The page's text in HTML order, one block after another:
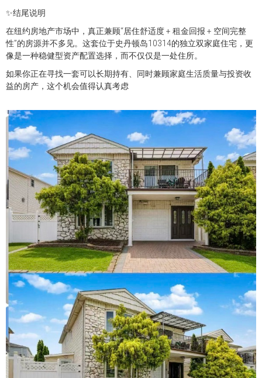
✨结尾说明
在纽约房地产市场中，真正兼顾“居住舒适度 + 租金回报 + 空间完整
性”的房源并不多见。这套位于史丹顿岛10314的独立双家庭住宅，更
像是一种稳健型资产配置选择，而不仅仅是一处住所。
如果你正在寻找一套可以长期持有、同时兼顾家庭生活质量与投资收
益的房产，这个机会值得认真考虑